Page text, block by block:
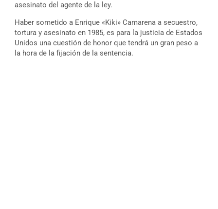
asesinato del agente de la ley.
Haber sometido a Enrique «Kiki» Camarena a secuestro,
tortura y asesinato en 1985, es para la justicia de Estados
Unidos una cuestión de honor que tendrá un gran peso a
la hora de la fijación de la sentencia.